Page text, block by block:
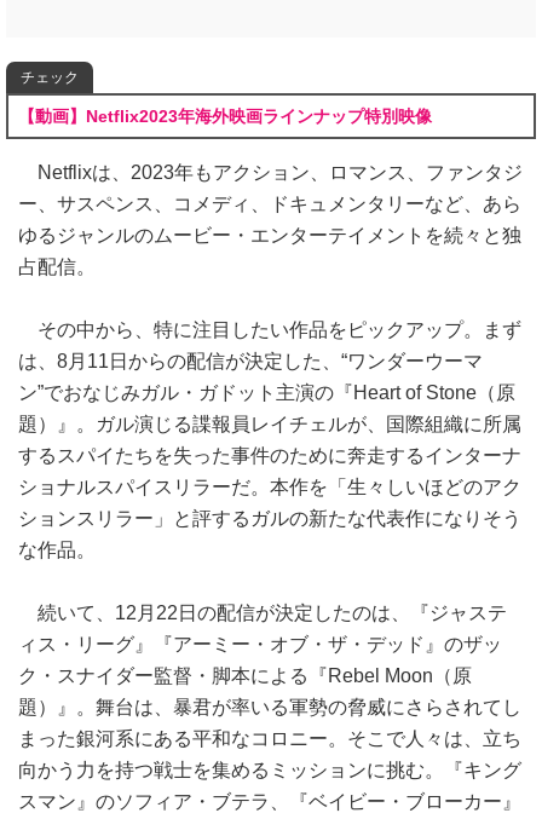
チェック
【動画】Netflix2023年海外映画ラインナップ特別映像
Netflixは、2023年もアクション、ロマンス、ファンタジ
ー、サスペンス、コメディ、ドキュメンタリーなど、あら
ゆるジャンルのムービー・エンターテイメントを続々と独
占配信。
その中から、特に注目したい作品をピックアップ。まず
は、8月11日からの配信が決定した、“ワンダーウーマ
ン”でおなじみガル・ガドット主演の『Heart of Stone（原
題）』。ガル演じる諜報員レイチェルが、国際組織に所属
するスパイたちを失った事件のために奔走するインターナ
ショナルスパイスリラーだ。本作を「生々しいほどのアク
ションスリラー」と評するガルの新たな代表作になりそう
な作品。
続いて、12月22日の配信が決定したのは、『ジャステ
ィス・リーグ』『アーミー・オブ・ザ・デッド』のザッ
ク・スナイダー監督・脚本による『Rebel Moon（原
題）』。舞台は、暴君が率いる軍勢の脅威にさらされてし
まった銀河系にある平和なコロニー。そこで人々は、立ち
向かう力を持つ戦士を集めるミッションに挑む。『キング
スマン』のソフィア・ブテラ、『ベイビー・ブローカー』